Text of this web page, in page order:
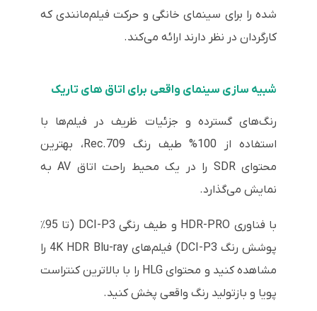
شده را برای سینمای خانگی و حرکت فیلم‌مانندی که
کارگردان در نظر دارند ارائه می‌کند.
شبیه سازی سینمای واقعی برای اتاق های تاریک
رنگ‌های گسترده و جزئیات ظریف در فیلم‌ها با
استفاده از 100% طیف رنگ Rec.709، بهترین
محتوای SDR را در یک محیط راحت اتاق AV به
نمایش می‌گذارد.
با فناوری HDR-PRO و طیف رنگی DCI-P3 (تا 95٪
پوشش رنگ DCI-P3) فیلم‌های 4K HDR Blu-ray را
مشاهده کنید و محتوای HLG را با بالاترین کنتراست
پویا و بازتولید رنگ واقعی پخش کنید.